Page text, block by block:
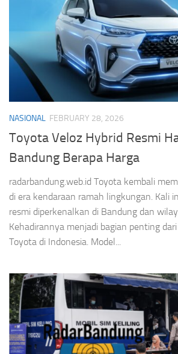
NASIONAL FEBRUARY 28, 2026
Toyota Veloz Hybrid Resmi
Bandung Berapa Harga
radarbandung.web.id Toyota kembali
di era kendaraan ramah lingkungan. Kali
resmi diperkenalkan di Bandung dan
Kehadirannya menjadi bagian penting
Toyota di Indonesia. Model...